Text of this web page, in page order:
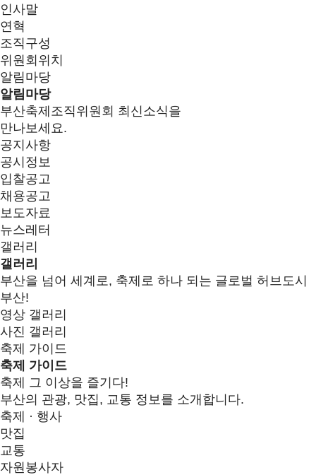
인사말
연혁
조직구성
위원회위치
알림마당
알림마당
부산축제조직위원회 최신소식을
만나보세요.
공지사항
공시정보
입찰공고
채용공고
보도자료
뉴스레터
갤러리
갤러리
부산을 넘어 세계로, 축제로 하나 되는 글로벌 허브도시
부산!
영상 갤러리
사진 갤러리
축제 가이드
축제 가이드
축제 그 이상을 즐기다!
부산의 관광, 맛집, 교통 정보를 소개합니다.
축제 · 행사
맛집
교통
자원봉사자